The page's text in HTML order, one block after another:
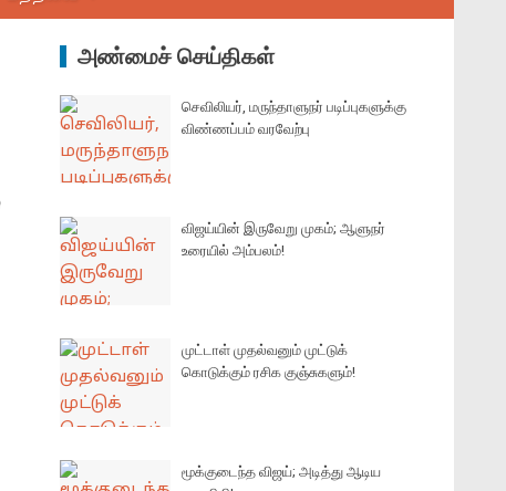
அண்மைச் செய்திகள்
செவிலியர், மருந்தாளுநர் படிப்புகளுக்கு
விண்ணப்பம் வரவேற்பு
விஜய்யின் இருவேறு முகம்; ஆளுநர்
உரையில் அம்பலம்!
முட்டாள் முதல்வனும் முட்டுக்
கொடுக்கும் ரசிக குஞ்சுகளும்!
மூக்குடைந்த விஜய்; அடித்து ஆடிய